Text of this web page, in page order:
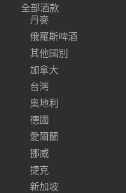
全部酒款
丹麥
俄羅斯啤酒
其他國別
加拿大
台灣
奧地利
德國
愛爾蘭
挪威
捷克
新加坡